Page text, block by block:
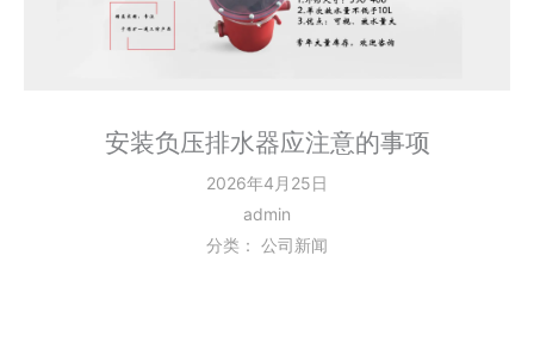
安装负压排水器应注意的事项
2026年4月25日
admin
分类： 公司新闻